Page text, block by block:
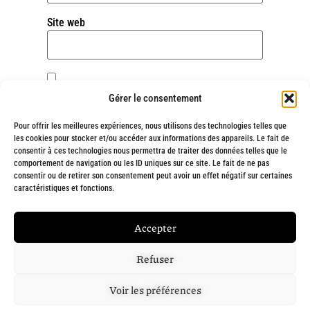
Gérer le consentement
Pour offrir les meilleures expériences, nous utilisons des technologies telles que
les cookies pour stocker et/ou accéder aux informations des appareils. Le fait de
consentir à ces technologies nous permettra de traiter des données telles que le
comportement de navigation ou les ID uniques sur ce site. Le fait de ne pas
consentir ou de retirer son consentement peut avoir un effet négatif sur certaines
caractéristiques et fonctions.
Accepter
Refuser
Voir les préférences
Site web
Enregistrer mon nom, mon e-mail et mon site
dans le navigateur pour mon prochain
Alternative:
Fait avec